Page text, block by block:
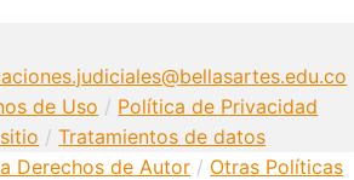
de Uso / Política de Privacidad
/Tratamientos de datos
Derechos de Autor / Otras Políticas